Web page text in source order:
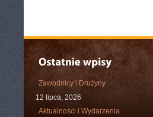
Zawodnicy i Drużyny
12 lipca, 2026
Aktualności i Wydarzenia